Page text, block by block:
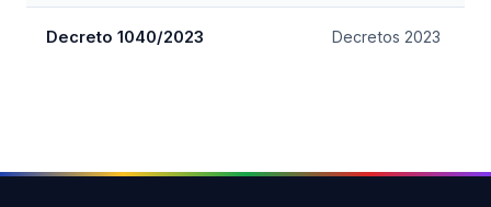
Decreto 1040/2023 Decretos 2023